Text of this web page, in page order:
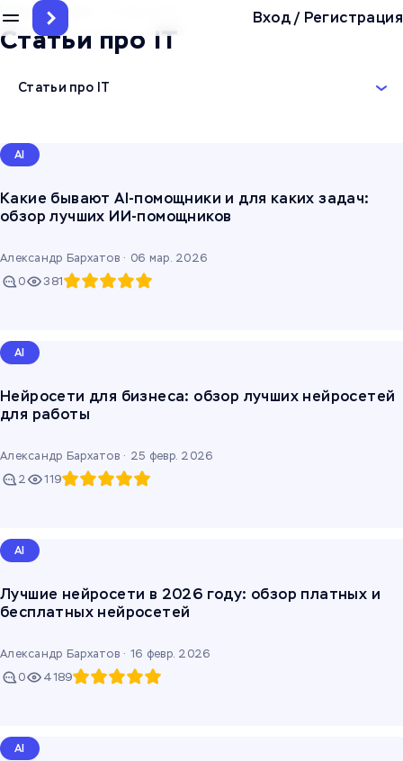
Вход/ Регистрация
Главная Блог
Статьи про IT
Статьи про IT
AI
Какие бывают AI-помощники и для каких задач:
обзор лучших ИИ-помощников
Александр Бархатов · 06 мар. 2026
0
381
AI
Нейросети для бизнеса: обзор лучших нейросетей
для работы
Александр Бархатов · 25 февр. 2026
2
119
AI
Лучшие нейросети в 2026 году: обзор платных и
бесплатных нейросетей
Александр Бархатов · 16 февр. 2026
0
4189
AI